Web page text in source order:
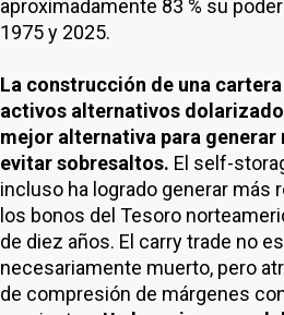
aproximadamente 83 % su
1975 y 2025.
La construcción de una
activos alternativos
mejor alternativa para generar
evitar sobresaltos. El self-
incluso ha logrado generar más
los bonos del Tesoro
de diez años. El carry trade no
necesariamente muerto, pero
de compresión de márgenes